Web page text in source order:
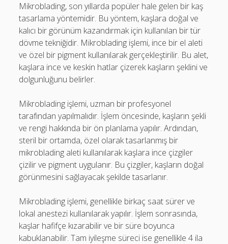
Mikroblading, son yıllarda popüler hale gelen bir kaş
tasarlama yöntemidir. Bu yöntem, kaşlara doğal ve
kalıcı bir görünüm kazandırmak için kullanılan bir tür
dövme tekniğidir. Mikroblading işlemi, ince bir el aleti
ve özel bir pigment kullanılarak gerçekleştirilir. Bu alet,
kaşlara ince ve keskin hatlar çizerek kaşların şeklini ve
dolgunluğunu belirler.
Mikroblading işlemi, uzman bir profesyonel
tarafından yapılmalıdır. İşlem öncesinde, kaşların şekli
ve rengi hakkında bir ön planlama yapılır. Ardından,
steril bir ortamda, özel olarak tasarlanmış bir
mikroblading aleti kullanılarak kaşlara ince çizgiler
çizilir ve pigment uygulanır. Bu çizgiler, kaşların doğal
görünmesini sağlayacak şekilde tasarlanır.
Mikroblading işlemi, genellikle birkaç saat sürer ve
lokal anestezi kullanılarak yapılır. İşlem sonrasında,
kaşlar hafifçe kızarabilir ve bir süre boyunca
kabuklanabilir. Tam iyileşme süreci ise genellikle 4 ila